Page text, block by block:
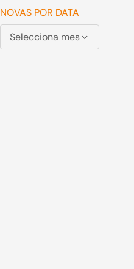
NOVAS POR DATA
Selecciona mes